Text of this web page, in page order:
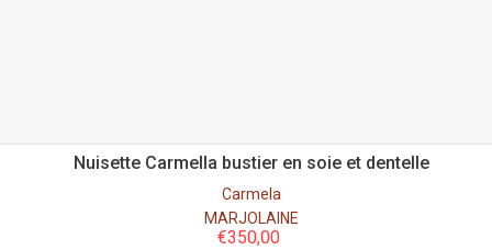
Nuisette Carmella bustier en soie et dentelle
Carmela
MARJOLAINE
€350,00